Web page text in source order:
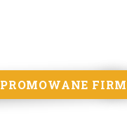
PROMOWANE